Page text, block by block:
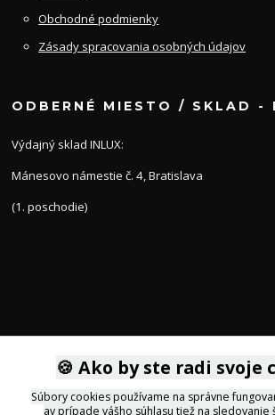
Obchodné podmienky
Zásady spracovania osobných údajov
ODBERNÉ MIESTO / SKLAD -
Výdajný sklad INLUX:
Mánesovo námestie č. 4, Bratislava
(1. poschodie)
KONTAKTY
🍪 Ako by ste radi svoje
Súbory cookies používame na správne
av prípade vášho súhlasu tiež na sledovanie